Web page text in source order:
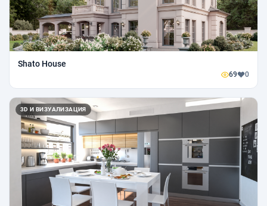
Shato House
69 0
3D И ВИЗУАЛИЗАЦИЯ